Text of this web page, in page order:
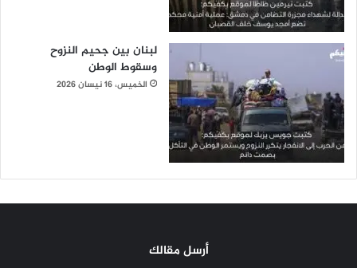
لبنان بين جحيم النزوح
وسقوط الوطن
الخميس، 16 نيسان 2026
أرسل مقالك